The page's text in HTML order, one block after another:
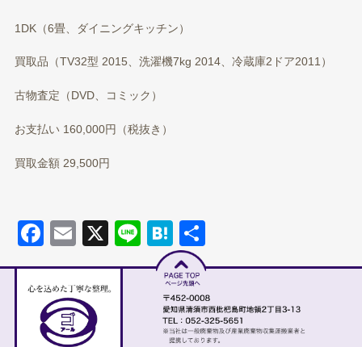
1DK（6畳、ダイニングキッチン）
買取品（TV32型 2015、洗濯機7kg 2014、冷蔵庫2ドア2011）
古物査定（DVD、コミック）
お支払い 160,000円（税抜き）
買取金額 29,500円
Facebook
Email Line Hatena